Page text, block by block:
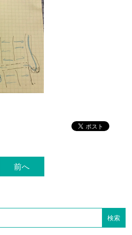
前へ